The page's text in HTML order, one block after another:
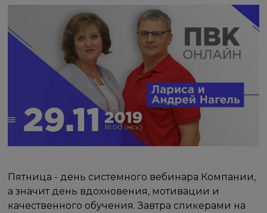
Пятница - день системного вебинара Компании,
а значит день вдохновения, мотивации и
качественного обучения. Завтра спикерами на